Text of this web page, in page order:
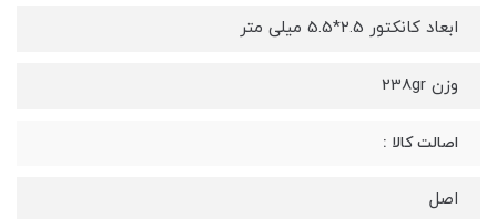
ابعاد کانکتور 2.5*5.5 میلی متر
وزن 238gr
اصالت کالا :
اصل